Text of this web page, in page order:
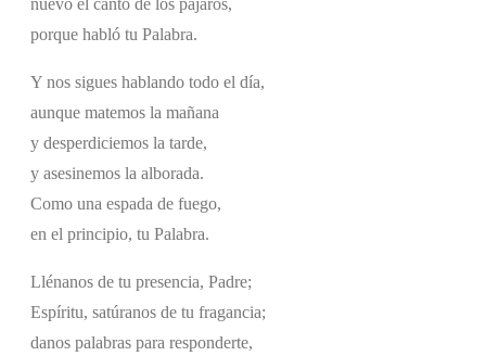
porque habló tu Palabra.
Y nos sigues hablando todo el día,
aunque matemos la mañana
y desperdiciemos la tarde,
y asesinemos la alborada.
Como una espada de fuego,
en el principio, tu Palabra.
Llénanos de tu presencia, Padre;
Espíritu, satúranos de tu fragancia;
danos palabras para responderte,